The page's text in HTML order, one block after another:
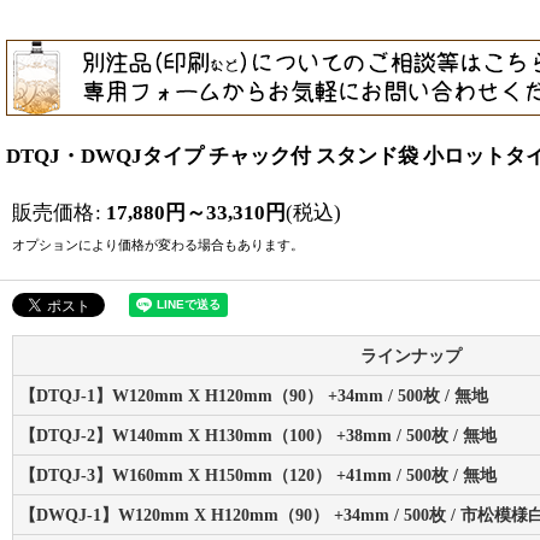
DTQJ・DWQJタイプ チャック付 スタンド袋 小ロットタ
販売価格: 17,880 円 ～33,310 円(税込)
オプションにより価格が変わる場合もあります。
ラインナップ
【DTQJ-1】W120mm X H120mm（90） +34mm / 500枚 / 無地
【DTQJ-2】W140mm X H130mm（100） +38mm / 500枚 / 無地
【DTQJ-3】W160mm X H150mm（120） +41mm / 500枚 / 無地
【DWQJ-1】W120mm X H120mm（90） +34mm / 500枚 / 市松模様